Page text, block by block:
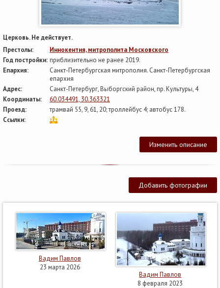
Церковь. Не действует.
Престолы:
Иннокентия, митрополита Московского
Год постройки: приблизительно не ранее 2019.
Епархия:
Санкт-Петербургская митрополия. Санкт-Петербургская
епархия
Адрес:
Санкт-Петербург, Выборгский район, пр. Культуры, 4
Координаты:
60.034491, 30.363321
Проезд:
трамвай 55, 9, 61, 20; троллейбус 4; автобус 178.
Ссылки:
Изменить описание
Добавить фотографии
Вадим Павлов
23 марта 2026
Вадим Павлов
8 февраля 2023